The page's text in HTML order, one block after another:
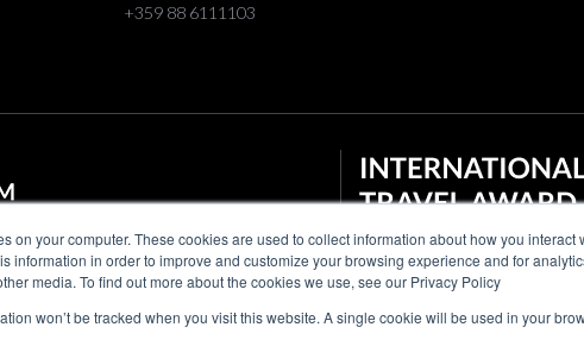
on your computer. These cookies are used to collect information about how you interact
information in order to improve and customize your browsing experience and for
media. To find out more about the cookies we use, see our Privacy Policy
won’t be tracked when you visit this website. A single cookie will be used in your
+359 88 6111103